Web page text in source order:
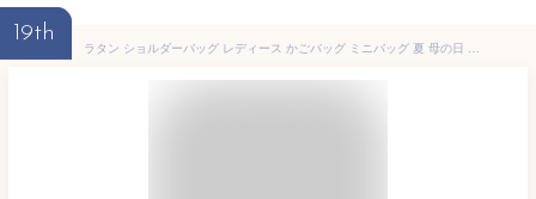
19th
ラタン ショルダーバッグ レディース かごバッグ ミニバッグ 夏 母の日 浴衣 軽やか ナチュラル 手編み 斜めがけ お出かけ コンパクト ブラウン アタバッグ 軽量 小さめ カゴ バック バッグ 小さいバッグ おしゃれ シンプル アジアン